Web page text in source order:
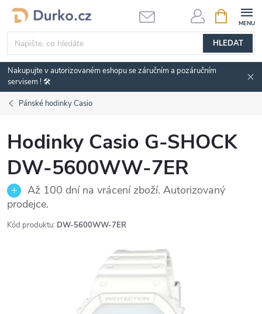
Přejít
obsah
HLEDAT
NÁKUPNÍ
KOŠÍK
Nakupujte v autorizovaném eshopu se záručním a pozáručním
servisem ! 🛠️
Pánské hodinky Casio
Hodinky Casio G-SHOCK
DW-5600WW-7ER
Až 100 dní na vrácení zboží. Autorizovaný
prodejce.
Kód produktu: DW-5600WW-7ER